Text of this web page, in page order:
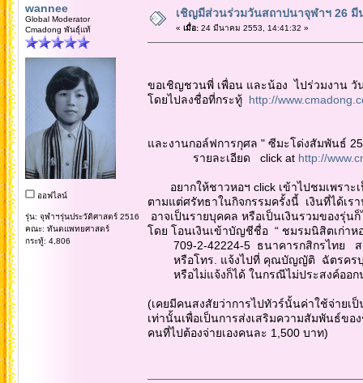
wannee
Global Moderator
Cmadong พันธุ์แท้
ออฟไลน์
รุ่น: จุฬาฯรุ่นประวัติศาสตร์ 2516
คณะ: ทันตแพทยศาสตร์
กระทู้: 4,806
เชิญมีส่วนร่วมวันสถาปนาจุฬาฯ 26
« เมื่อ:24 มีนาคม 2553, 14:41:32 »
ขอเชิญชวนพี่ เพื่อน และน้อง ไปร่วมงาน
โดยไปลงชื่อที่กระทู้ http://
และงานกอล์ฟการกุศล " ซีมะโด่งสัมพันธ์
รายละเอียด click at http://
อยากให้ชาวหอฯ click เข้าไปชมเพราะ
ตามแต่ศรัทธาในกิจกรรมครั้งนี้ เงินที่ได้เร
อาจเป็นรายบุคคล หรือเป็นเงินรวมของรุ่น
โดย โอนเงินเข้าบัญชีชื่อ “ ชมรมนิสิตเก่า
709-2-42224-5 ธนาคารกสิกรไทย ส
หรือโทร. แจ้งไปที่ คุณบัญญัติ ฉัตรครบุรี
หรือไม่แจ้งก็ได้ ในกรณีไม่ประสงค์ออก
(เคยมีคนสงสัยว่าการไปทัวร์นั้นค่าใช้จ่ายเ
เท่านั้นเพื่อเป็นการส่งเสริมความสัมพันธ์ข
คนที่ไปต้องจ่ายเองคนละ 1,500 บาท)